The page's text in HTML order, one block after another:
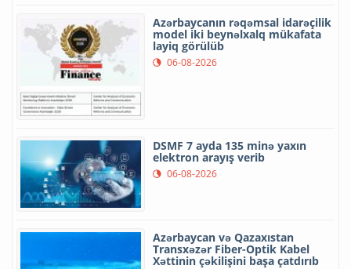
Azərbaycanın rəqəmsal idarəçilik
model iki beynəlxalq mükafata
layiq görülüb
06-08-2026
DSMF 7 ayda 135 minə yaxın
elektron arayış verib
06-08-2026
Azərbaycan və Qazaxıstan
Transxəzər Fiber-Optik Kabel
Xəttinin çəkilişini başa çatdırıb